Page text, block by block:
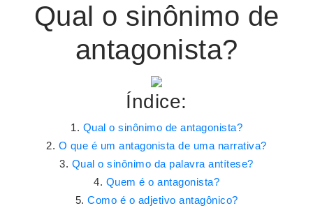
Qual o sinônimo de
antagonista?
Índice:
Qual o sinônimo de antagonista?
O que é um antagonista de uma narrativa?
Qual o sinônimo da palavra antítese?
Quem é o antagonista?
Como é o adjetivo antagônico?